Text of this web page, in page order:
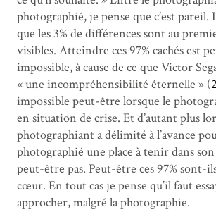
photographié, je pense que c’est pareil.
que les 3% de différences sont au
visibles. Atteindre ces 97% cachés est
impossible, à cause de ce que Victor
« une incompréhensibilité éternelle » (2
impossible peut-être lorsque le
en situation de crise. Et d’autant plus
photographiant a délimité à l’avance
photographié une place à tenir dans
peut-être pas. Peut-être ces 97% sont-
cœur. En tout cas je pense qu’il faut
approcher, malgré la photographie.